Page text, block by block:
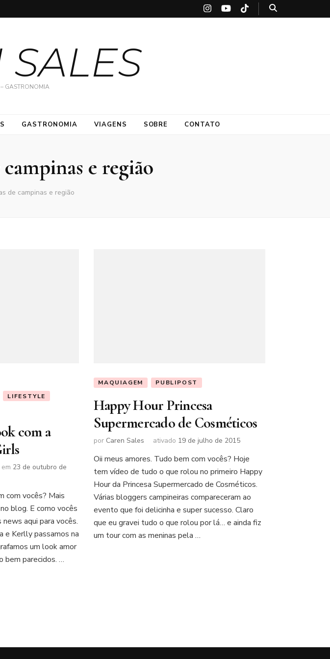
SALES
GASTRONOMIA
GASTRONOMIA VIAGENS SOBRE CONTATO
e região
de campinas e região
LIFESTYLE
com a
23 de outubro de
com vocês? Mais
blog. E como vocês
aqui para vocês.
e Kerlly passamos na
um look amor
bem parecidos. …
MAQUIAGEM PUBLIPOST
Happy Hour Princesa
Supermercado de Cosméticos
por Caren Sales ativado 19 de julho de 2015
Oii meus amores. Tudo bem com vocês? Hoje
tem vídeo de tudo o que rolou no primeiro Happy
Hour da Princesa Supermercado de Cosméticos.
Várias bloggers campineiras compareceram ao
evento que foi delicinha e super sucesso. Claro
que eu gravei tudo o que rolou por lá… e ainda fiz
um tour com as meninas pela …